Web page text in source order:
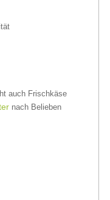
auch Frischkäse
nach Belieben